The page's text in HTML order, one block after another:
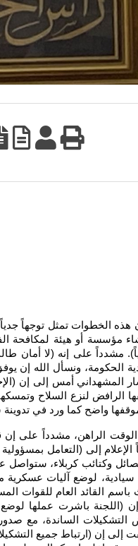
الخطوات تمثل توجهاً جدياً
أو هيئة لمكافحة
مشدداً على إنه (لا أمان
الحكومة، ونسأل الله إن
المشهداني أمس إلى إن
لنزع السلاح
واضح كما ورد في تدوينة
الراهن، مشدداً على إن
إلى (التعامل بمسؤولية
وكتائب كربلاء، ستواصل
لوضع آليات عسكرية
القائد العام للقوات
(اللجنة باشرت عملها لوضع
التشكيلات الساندة، مع
إن (ارتباط جميع